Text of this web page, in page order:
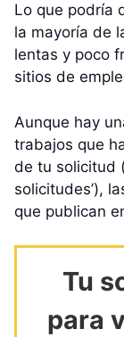
Lo que podría
la mayoría de
lentas y poco
sitios de
Aunque hay
trabajos que
de tu solicitud
solicitudes’),
que publican
Tu
para